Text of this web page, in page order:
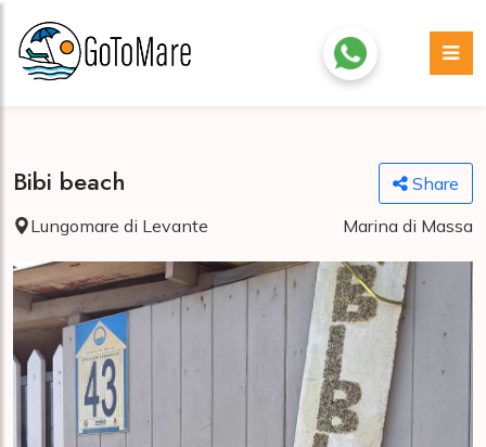
Bibi beach
Share
Lungomare di Levante
Marina di Massa